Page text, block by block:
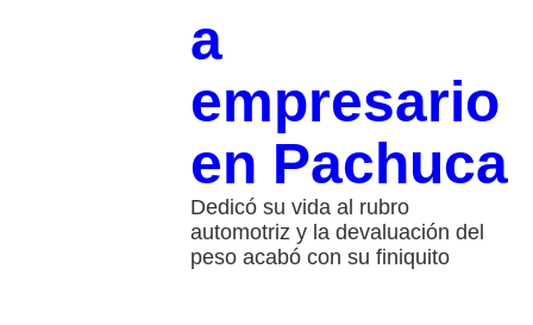
a
empresario
en Pachuca
Dedicó su vida al rubro
automotriz y la devaluación del
peso acabó con su finiquito